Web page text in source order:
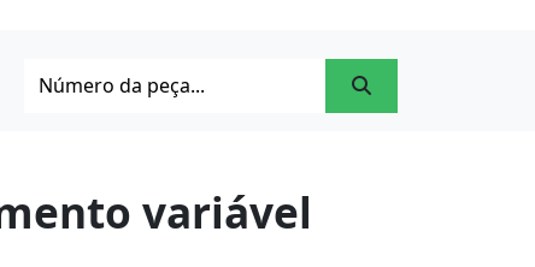
variável